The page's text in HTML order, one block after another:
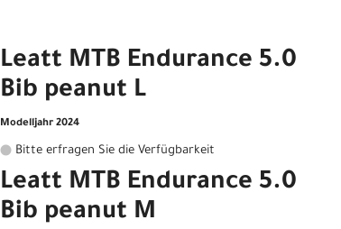
Leatt MTB Endurance 5.0
Bib peanut L
Modelljahr 2024
Bitte erfragen Sie die Verfügbarkeit
Leatt MTB Endurance 5.0
Bib peanut M